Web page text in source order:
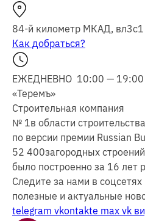
84-й километр МКАД, вл3с1
Как добраться?
ЕЖЕДНЕВНО 10:00 — 19:00
«Теремъ»
Строительная компания
№ 1в области строительства
по версии премии Russian
52 400загородных строений
было построенно за 16 лет
Следите за нами в соцсетях
полезные и актуальные
telegram vkontakte max vk